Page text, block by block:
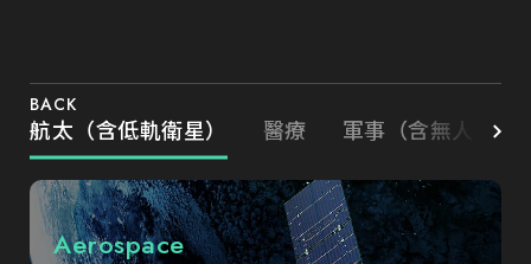
BACK
航太（含低軌衛星） 醫療 軍事（含無人載具
Aerospace